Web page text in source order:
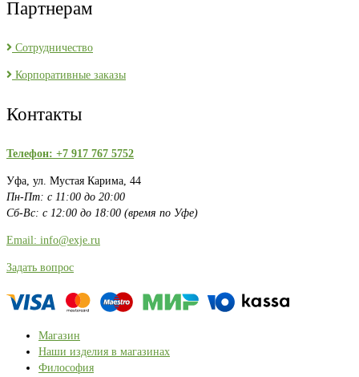
Партнерам
Сотрудничество
Корпоративные заказы
Контакты
Телефон: +7 917 767 5752
Уфа, ул. Мустая Карима, 44
Пн-Пт: с 11:00 до 20:00
Сб-Вс: с 12:00 до 18:00 (время по Уфе)
Email: info@exje.ru
Задать вопрос
Магазин
Наши изделия в магазинах
Философия